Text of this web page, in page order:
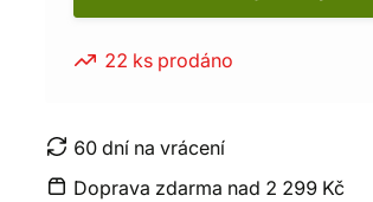
22 ks prodáno
60 dní na vrácení
Doprava zdarma nad 2 299 Kč